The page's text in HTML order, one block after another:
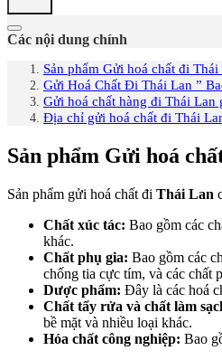
Các nội dung chính
Sản phẩm Gửi hoá chất đi
Gửi Hoá Chất Đi Thái Lan ”
Gửi hoá chất hàng đi Thái
Địa chỉ gửi hoá chất đi Thái
Sản phẩm Gửi hoá
Sản phẩm gửi hoá chất đi Thái Lan
Chất xúc tác: Bao gồm các
khác.
Chất phụ gia: Bao gồm các
chống tia cực tím, và các chất
Dược phẩm: Đây là các hoá
Chất tẩy rửa và chất làm
bề mặt và nhiều loại khác.
Hóa chất công nghiệp: Bao